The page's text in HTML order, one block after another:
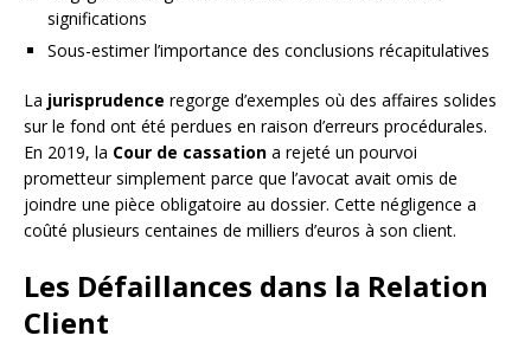
significations
Sous-estimer l’importance des conclusions récapitulatives
La jurisprudence regorge d’exemples où des affaires solides
sur le fond ont été perdues en raison d’erreurs procédurales.
En 2019, la Cour de cassation a rejeté un pourvoi
prometteur simplement parce que l’avocat avait omis de
joindre une pièce obligatoire au dossier. Cette négligence a
coûté plusieurs centaines de milliers d’euros à son client.
Les Défaillances dans la Relation
Client